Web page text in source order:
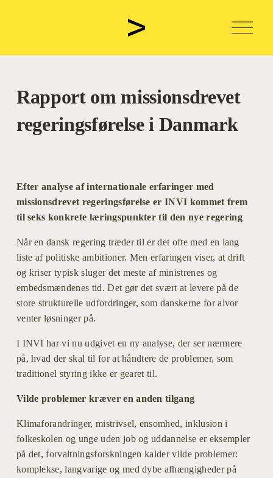
Å
b
m
Rapport om missionsdrevet
regeringsførelse i Danmark
Efter analyse af internationale erfaringer med
missionsdrevet regeringsførelse er INVI kommet frem
til seks konkrete læringspunkter til den nye regering
Når en dansk regering træder til er det ofte med en lang
liste af politiske ambitioner. Men erfaringen viser, at drift
og kriser typisk sluger det meste af ministrenes og
embedsmændenes tid. Det gør det svært at levere på de
store strukturelle udfordringer, som danskerne for alvor
venter løsninger på.
I INVI har vi nu udgivet en ny analyse, der ser nærmere
på, hvad der skal til for at håndtere de problemer, som
traditionel styring ikke er gearet til.
Vilde problemer kræver en anden tilgang
Klimaforandringer, mistrivsel, ensomhed, inklusion i
folkeskolen og unge uden job og uddannelse er eksempler
på det, forvaltningsforskningen kalder vilde problemer:
komplekse, langvarige og med dybe afhængigheder på